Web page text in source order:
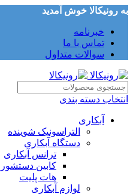
به رونیکالا خوش آمدید
خبرنامه
تماس با ما
سوالات متداول
انتخاب دسته بندی
آبکاری
التراسونیک شوینده
دستگاه آبکاری
ترانس آبکاری
کابین دستشور
هات پلیت
لوازم آبکاری